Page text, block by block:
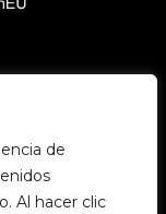
de
Al hacer clic